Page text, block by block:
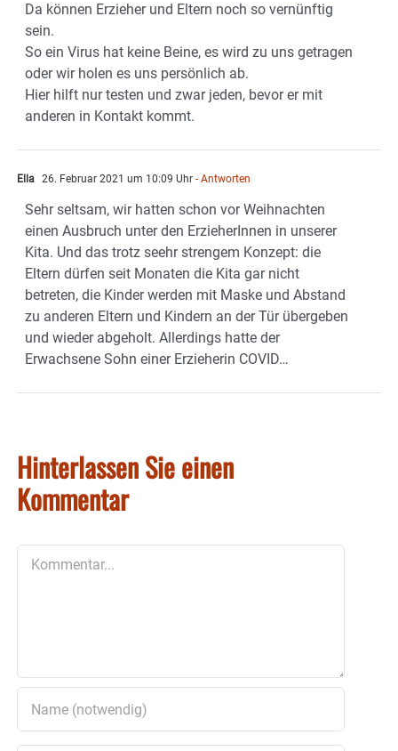
Da können Erzieher und Eltern noch so vernünftig
sein.
So ein Virus hat keine Beine, es wird zu uns getragen
oder wir holen es uns persönlich ab.
Hier hilft nur testen und zwar jeden, bevor er mit
anderen in Kontakt kommt.
Ella 26. Februar 2021 um 10:09 Uhr - Antworten
Sehr seltsam, wir hatten schon vor Weihnachten
einen Ausbruch unter den ErzieherInnen in unserer
Kita. Und das trotz seehr strengem Konzept: die
Eltern dürfen seit Monaten die Kita gar nicht
betreten, die Kinder werden mit Maske und Abstand
zu anderen Eltern und Kindern an der Tür übergeben
und wieder abgeholt. Allerdings hatte der
Erwachsene Sohn einer Erzieherin COVID…
Hinterlassen Sie einen
Kommentar